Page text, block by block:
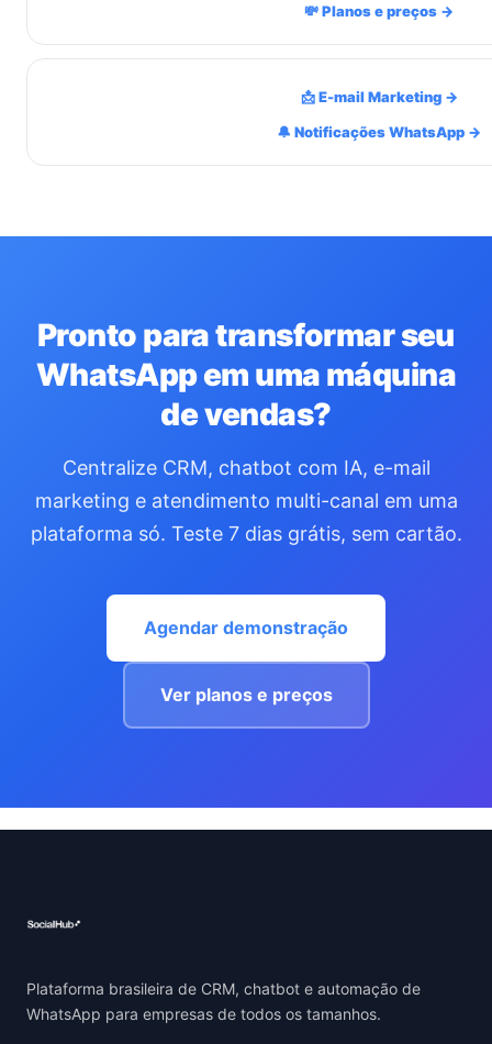
💸 Planos e preços →
📩 E-mail Marketing →
🔔 Notificações WhatsApp →
Pronto para transformar seu
WhatsApp em uma máquina
de vendas?
Centralize CRM, chatbot com IA, e-mail
marketing e atendimento multi-canal em uma
plataforma só. Teste 7 dias grátis, sem cartão.
Agendar demonstração
Ver planos e preços
Plataforma brasileira de CRM, chatbot e automação de
WhatsApp para empresas de todos os tamanhos.